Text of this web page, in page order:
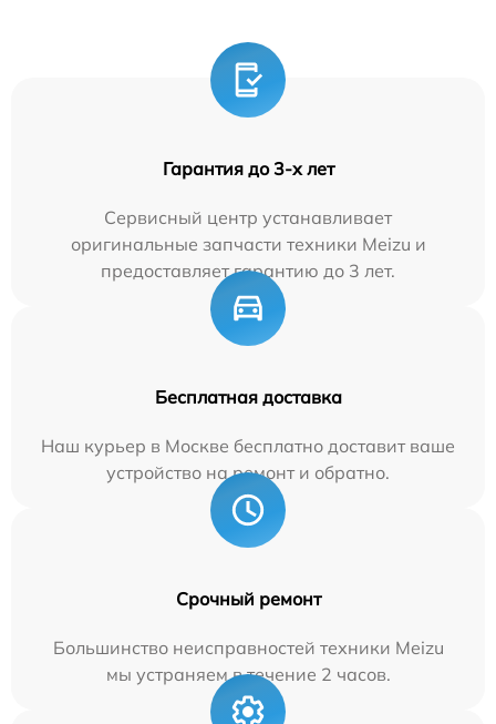
Гарантия до 3-х лет
Сервисный центр устанавливает
оригинальные запчасти техники Meizu и
предоставляет гарантию до 3 лет.
Бесплатная доставка
Наш курьер в Москве бесплатно доставит ваше
устройство на ремонт и обратно.
Срочный ремонт
Большинство неисправностей техники Meizu
мы устраняем в течение 2 часов.